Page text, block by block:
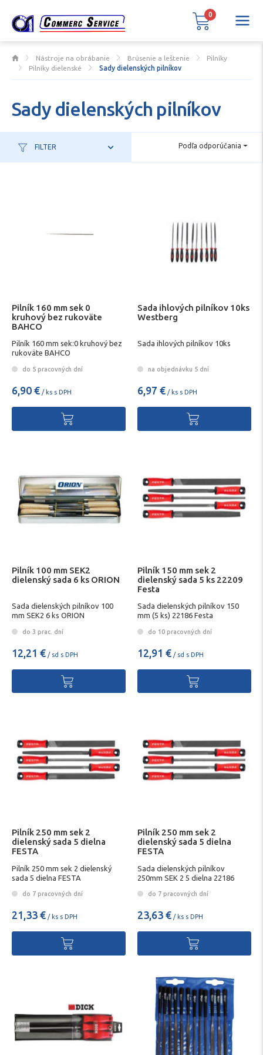
Nástroje na obrábanie Brúsenie a leštenie
Pilníky
Pilníky dielenské
Sady dielenských pilníkov
Sady dielenských pilníkov
FILTER Podľa odporúčania
Pilník 160 mm sek 0
kruhový bez rukoväte
BAHCO
Pilník 160 mm sek:0 kruhový bez
rukoväte BAHCO
do 5 pracovných dní
6,90 € / ks s DPH
Sada ihlových pilníkov 10ks
Westberg
Sada ihlových pilníkov 10ks
na objednávku 5 dní
6,97 € / ks s DPH
Pilník 100 mm SEK2
dielenský sada 6 ks ORION
Sada dielenských pilníkov 100
mm SEK2 6 ks ORION
do 3 prac. dní
12,21 € / sd s DPH
Pilník 150 mm sek 2
dielenský sada 5 ks 22209
Festa
Sada dielenských pilníkov 150
mm (5 ks) 22186 Festa
do 10 pracovných dní
12,91 € / sd s DPH
Pilník 250 mm sek 2
dielenský sada 5 dielna
FESTA
Pilník 250 mm sek 2 dielenský
sada 5 dielna FESTA
do 7 pracovných dní
21,33 € / ks s DPH
Pilník 250 mm sek 2
dielenský sada 5 dielna
FESTA
Sada dielenských pilníkov
250mm SEK 2 5 dielna 22186
do 7 pracovných dní
23,63 € / ks s DPH
0